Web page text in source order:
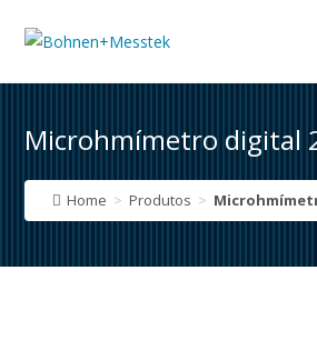
Microhmímetro digital
Home > Produtos >